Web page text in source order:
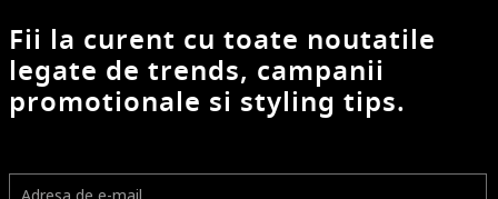
Fii la curent cu toate noutatile
legate de trends, campanii
promotionale si styling tips.